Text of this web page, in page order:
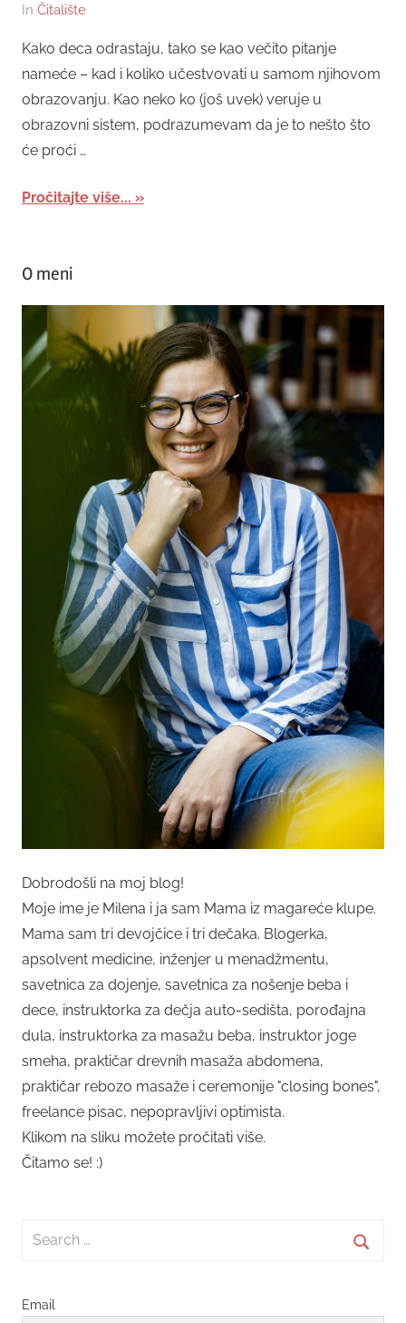
In Čitalište
Kako deca odrastaju, tako se kao večito pitanje
nameće – kad i koliko učestvovati u samom njihovom
obrazovanju. Kao neko ko (još uvek) veruje u
obrazovni sistem, podrazumevam da je to nešto što
će proći …
Pročitajte više...
O meni
Dobrodošli na moj blog!
Moje ime je Milena i ja sam Mama iz magareće klupe.
Mama sam tri devojčice i tri dečaka. Blogerka,
apsolvent medicine, inženjer u menadžmentu,
savetnica za dojenje, savetnica za nošenje beba i
dece, instruktorka za dečja auto-sedišta, porođajna
dula, instruktorka za masažu beba, instruktor joge
smeha, praktičar drevnih masaža abdomena,
praktičar rebozo masaže i ceremonije "closing bones",
freelance pisac, nepopravljivi optimista.
Klikom na sliku možete pročitati više.
Čitamo se! :)
Search
Email